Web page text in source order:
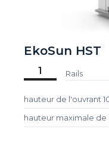
EkoSun HST
1 Rails
hauteur de l'ouvrant
hauteur maximale de